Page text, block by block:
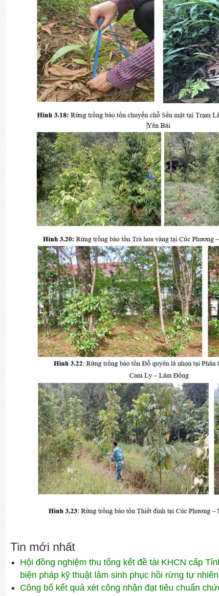
Tin mới nhất
Hội đồng nghiệm thu tổng kết đề tài KHCN cấp
biện pháp kỹ thuật lâm sinh phục hồi rừng tự
Công bố kết quả xét công nhận đạt tiêu chuẩn